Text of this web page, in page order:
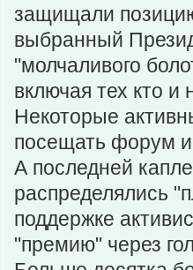
защищали
выбранный
"молчаливого
включая тех кто и
Некоторые
посещать форум
А последней
распределялись
поддержке
"премию" через